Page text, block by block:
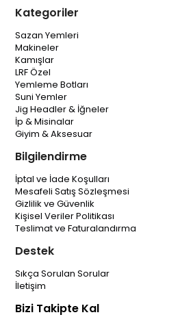
Kategoriler
Sazan Yemleri
Makineler
Kamışlar
LRF Özel
Yemleme Botları
Suni Yemler
Jig Headler & İğneler
İp & Misinalar
Giyim & Aksesuar
Bilgilendirme
İptal ve İade Koşulları
Mesafeli Satış Sözleşmesi
Gizlilik ve Güvenlik
Kişisel Veriler Politikası
Teslimat ve Faturalandırma
Destek
Sıkça Sorulan Sorular
İletişim
Bizi Takipte Kal